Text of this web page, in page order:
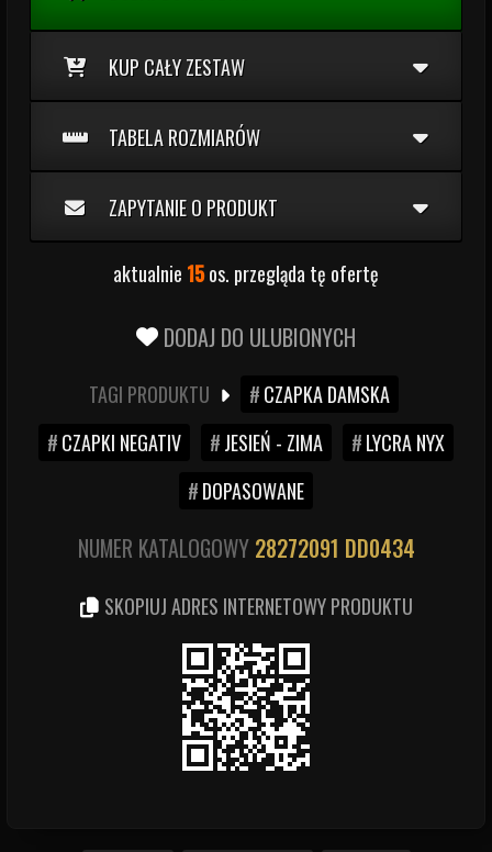
KUP CAŁY ZESTAW
TABELA ROZMIARÓW
ZAPYTANIE O PRODUKT
aktualnie 15os. przegląda tę ofertę
DODAJ DO ULUBIONYCH
TAGI PRODUKTU
CZAPKA DAMSKA
CZAPKI NEGATIV
JESIEŃ - ZIMA
LYCRA NYX
DOPASOWANE
NUMER KATALOGOWY 28272091 DD0434
SKOPIUJ ADRES INTERNETOWY PRODUKTU